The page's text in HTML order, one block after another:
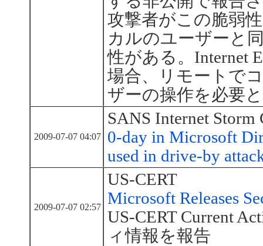
攻撃者がこの脆弱
カルのユーザーと
性がある。Internet
場合、リモートで
ザーの操作を必要
2009-07-07 04:07
SANS Internet Storm
0-day in Microsoft
used in drive-by
2009-07-07 02:57
US-CERT
Microsoft Releases
US-CERT Current
ィ情報を報告